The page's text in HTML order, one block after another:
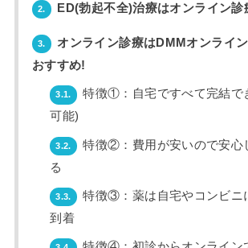
2. ED(勃起不全)治療はオンライン診
3.
オンライン診療はDMMオンライ
おすすめ!
3.1.
特徴①：自宅ですべて完結で
可能)
3.2.
特徴②：費用が安いので安心
る
3.3.
特徴③：薬は自宅やコンビニ
到着